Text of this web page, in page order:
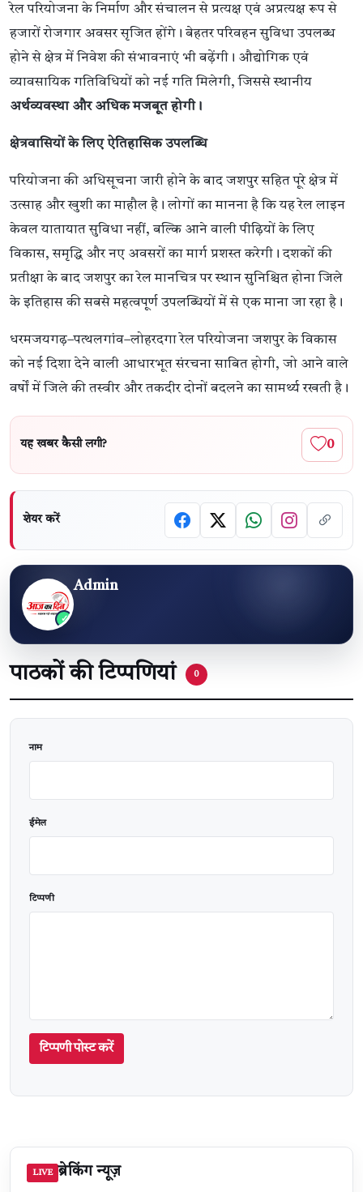
रेल परियोजना के निर्माण और संचालन से प्रत्यक्ष एवं अप्रत्यक्ष रूप से
हजारों रोजगार अवसर सृजित होंगे। बेहतर परिवहन सुविधा उपलब्ध
होने से क्षेत्र में निवेश की संभावनाएं भी बढ़ेंगी। औद्योगिक एवं
व्यावसायिक गतिविधियों को नई गति मिलेगी, जिससे स्थानीय
अर्थव्यवस्था और अधिक मजबूत होगी।
क्षेत्रवासियों के लिए ऐतिहासिक उपलब्धि
परियोजना की अधिसूचना जारी होने के बाद जशपुर सहित पूरे क्षेत्र में
उत्साह और खुशी का माहौल है। लोगों का मानना है कि यह रेल लाइन
केवल यातायात सुविधा नहीं, बल्कि आने वाली पीढ़ियों के लिए
विकास, समृद्धि और नए अवसरों का मार्ग प्रशस्त करेगी। दशकों की
प्रतीक्षा के बाद जशपुर का रेल मानचित्र पर स्थान सुनिश्चित होना जिले
के इतिहास की सबसे महत्वपूर्ण उपलब्धियों में से एक माना जा रहा है।
धरमजयगढ़–पत्थलगांव–लोहरदगा रेल परियोजना जशपुर के विकास
को नई दिशा देने वाली आधारभूत संरचना साबित होगी, जो आने वाले
वर्षों में जिले की तस्वीर और तकदीर दोनों बदलने का सामर्थ्य रखती है।
यह खबर कैसी लगी? 0
शेयर करें
Admin
पाठकों की टिप्पणियां 0
नाम
ईमेल
टिप्पणी
टिप्पणी पोस्ट करें
LIVE ब्रेकिंग न्यूज़